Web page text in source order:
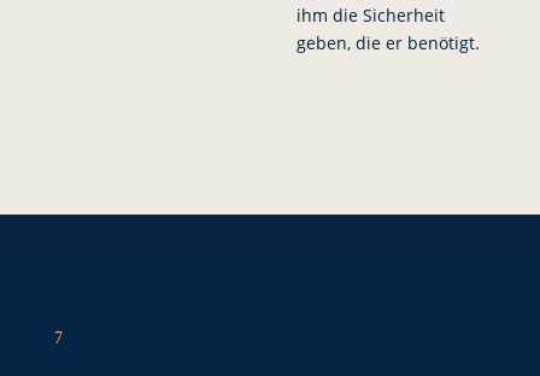
ihm die Sicherheit
geben, die er benötigt.
7